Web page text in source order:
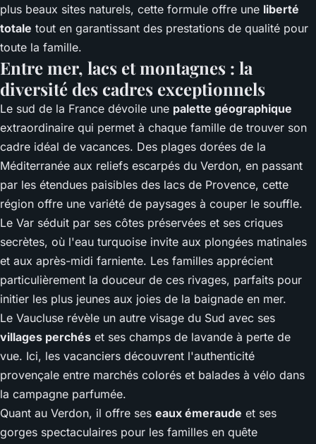
plus beaux sites naturels, cette formule offre une liberté
totale tout en garantissant des prestations de qualité pour
toute la famille.
Entre mer, lacs et montagnes : la
diversité des cadres exceptionnels
Le sud de la France dévoile une palette géographique
extraordinaire qui permet à chaque famille de trouver son
cadre idéal de vacances. Des plages dorées de la
Méditerranée aux reliefs escarpés du Verdon, en passant
par les étendues paisibles des lacs de Provence, cette
région offre une variété de paysages à couper le souffle.
Le Var séduit par ses côtes préservées et ses criques
secrètes, où l'eau turquoise invite aux plongées matinales
et aux après-midi farniente. Les familles apprécient
particulièrement la douceur de ces rivages, parfaits pour
initier les plus jeunes aux joies de la baignade en mer.
Le Vaucluse révèle un autre visage du Sud avec ses
villages perchés et ses champs de lavande à perte de
vue. Ici, les vacanciers découvrent l'authenticité
provençale entre marchés colorés et balades à vélo dans
la campagne parfumée.
Quant au Verdon, il offre ses eaux émeraude et ses
gorges spectaculaires pour les familles en quête